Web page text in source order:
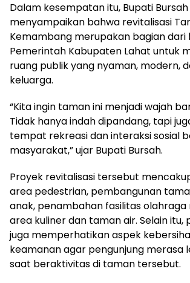
Dalam kesempatan itu, Bupati Bursah
menyampaikan bahwa revitalisasi
Kemambang merupakan bagian
Pemerintah Kabupaten Lahat untuk
ruang publik yang nyaman, modern,
keluarga.
“Kita ingin taman ini menjadi wajah
Tidak hanya indah dipandang, tapi
tempat rekreasi dan interaksi sosial
masyarakat,” ujar Bupati Bursah.
Proyek revitalisasi tersebut
area pedestrian, pembangunan
anak, penambahan fasilitas olahraga
area kuliner dan taman air. Selain itu,
juga memperhatikan aspek
keamanan agar pengunjung merasa
saat beraktivitas di taman tersebut.